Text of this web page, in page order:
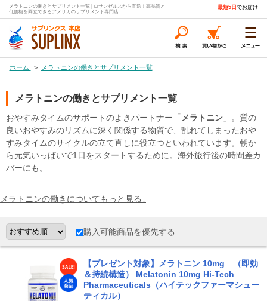
メラトニンの働きとサプリメント一覧 | ロサンゼルスから直送！高品質と
低価格を両立できるアメリカのサプリメント専門店
最短5日 でお届け
ホーム > メラトニンの働きとサプリメント一覧
メラトニンの働きとサプリメント一覧
おやすみタイムのサポートのよきパートナー「 メラトニン 」。質の
良いおやすみのリズムに深く関係する物質で、乱れてしまったおや
すみタイムのサイクルの立て直しに役立つといわれています。朝か
ら元気いっぱいで1日をスタートするために。海外旅行後の時間差カ
バーにも。
メラトニンの働きについてもっと見る↓
購入可能商品を優先する
【プレゼント対象】メラトニン 10mg （即効
＆持続構造） Melatonin 10mg Hi-Tech
Pharmaceuticals（ハイテックファーマシュー
ティカル）